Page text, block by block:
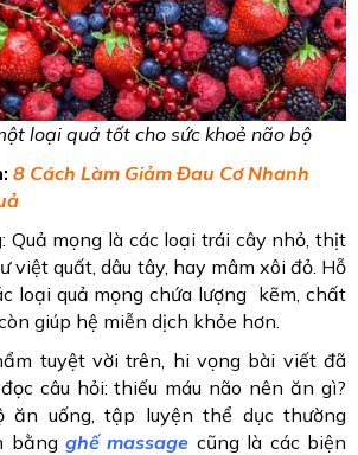
loại quả tốt cho sức khoẻ não bộ
8 Cách Làm Giảm Đau Cơ Nhanh
Quả mọng là các loại trái cây nhỏ, thịt
việt quất, dâu tây, hay mâm xôi đỏ. Hỗ
loại quả mọng chứa lượng kẽm, chất
giúp hệ miễn dịch khỏe hơn.
tuyệt vời trên, hi vọng bài viết đã
câu hỏi: thiếu máu não nên ăn gì?
ăn uống, tập luyện thể dục thường
bằng ghế massage cũng là các biện